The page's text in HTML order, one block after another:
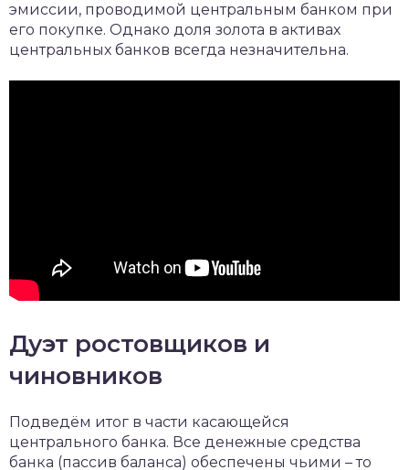
эмиссии, проводимой центральным банком при
его покупке. Однако доля золота в активах
центральных банков всегда незначительна.
Дуэт ростовщиков и
чиновников
Подведём итог в части касающейся
центрального банка. Все денежные средства
банка (пассив баланса) обеспечены чьими – то